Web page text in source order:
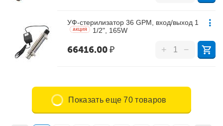
УФ-стерилизатор 36 GPM, вход/выход 1
1/2", 165W
AКЦИЯ
66416.00₽ + −
Показать еще 70 товаров